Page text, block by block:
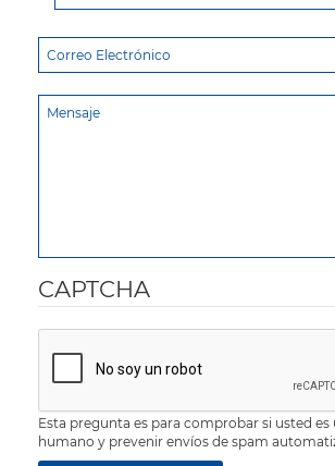
CAPTCHA
Esta pregunta es para comprobar si usted
humano y prevenir envíos de spam